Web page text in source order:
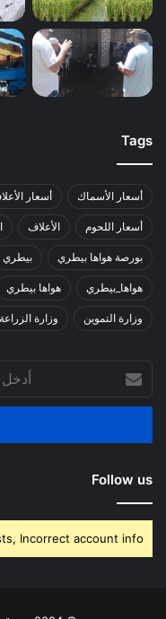
Tags
أسعار الأسماك أسعار
أسعار اللحوم الأعلاف
بورصة هواها بيطري بيطري
هواها_بيطري هواها بيطري
وزارة التموين وزارة الزراعة
بريدك
الإلكتروني
Follow us
Incorrect account info.